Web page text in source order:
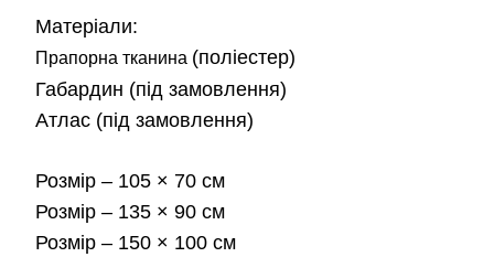
Матеріали:
Прапорна тканина (поліестер)
Габардин (під замовлення)
Атлас (під замовлення)
Розмір – 105 × 70 см
Розмір – 135 × 90 см
Розмір – 150 × 100 см